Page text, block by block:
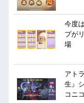
今度
プが
場
アト
生』
コニ